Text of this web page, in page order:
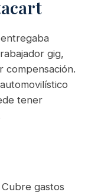
gig,
compensación.
tener
gastos